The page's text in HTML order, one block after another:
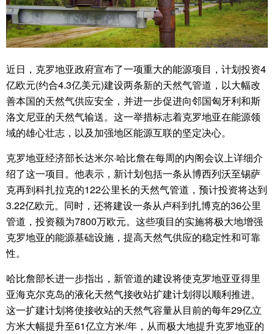
近日，克罗地亚政府宣布了一项重大的能源项目，计划投资4
亿欧元(约合4.3亿美元)建设两条新的天然气管道，以大幅改
善本国的天然气供应安全，并进一步促进向邻国匈牙利和斯
洛文尼亚的天然气输送。这一举措标志着克罗地亚在能源领
域的雄心壮志，以及加强地区能源互联的坚定决心。
克罗地亚经济部长达米尔·哈比詹在每周的内阁会议上详细介
绍了这一项目。他表示，新计划包括一条从博西列沃至锡萨
克再到科扎拉克的122公里长的天然气管道，预计投资将达到
3.22亿欧元。同时，还将建设一条从卢科到扎博克的36公里
管道，投资额为7800万欧元。这些项目的实施将极大地增强
克罗地亚的能源基础设施，提高天然气供应的稳定性和可靠
性。
哈比詹部长进一步指出，新管道的建设将使克罗地亚亚得里
亚海克尔克岛的液化天然气接收站扩建计划得以顺利推进。
这一扩建计划将使接收站的天然气容量从目前的每年29亿立
方米大幅提升至61亿立方米/年，从而极大地提升克罗地亚的